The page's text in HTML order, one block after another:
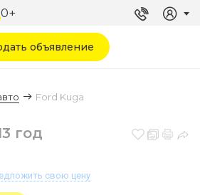
0+
объявление
Ford Kuga
год
свою цену